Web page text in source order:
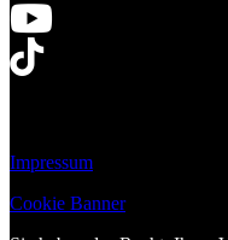
Impressum
Cookie Banner